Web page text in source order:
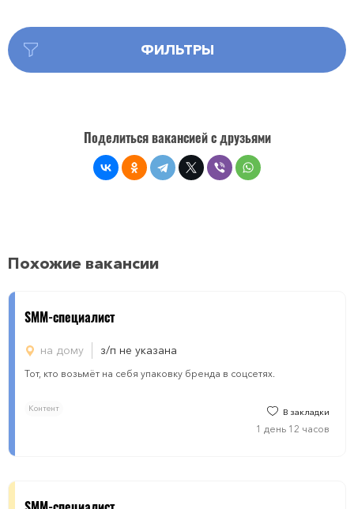
ФИЛЬТРЫ
Поделиться вакансией с друзьями
Похожие вакансии
SMM-специалист
на дому з/п не указана
Тот, кто возьмёт на себя упаковку бренда в соцсетях.
Контент В закладки
1 день 12 часов